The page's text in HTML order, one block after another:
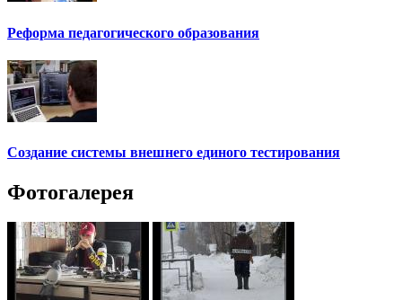
Реформа педагогического образования
Создание системы внешнего единого тестирования
Фотогалерея